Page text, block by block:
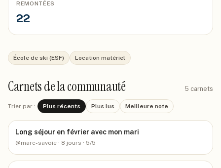
REMONTÉES
22
École de ski (ESF) Location matériel
Carnets de la communauté 5 carnets
Trier par : Plus récents Plus lus Meilleure note
Long séjour en février avec mon mari
@marc-savoie · 8 jours · 5/5